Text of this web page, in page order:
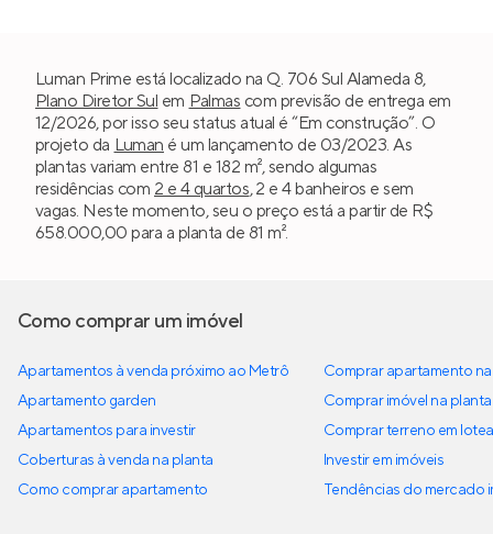
Luman Prime está localizado na Q. 706 Sul Alameda 8,
Plano Diretor Sul em Palmas com previsão de entrega em
12/2026, por isso seu status atual é “Em construção”. O
projeto da Luman é um lançamento de 03/2023. As
plantas variam entre 81 e 182 m², sendo algumas
residências com 2 e 4 quartos, 2 e 4 banheiros e sem
vagas. Neste momento, seu o preço está a partir de R$
658.000,00 para a planta de 81 m².
Como comprar um imóvel
Apartamentos à venda próximo ao Metrô
Apartamento garden
Apartamentos para investir
Coberturas à venda na planta
Como comprar apartamento
Comprar apartamento
Comprar imóvel na planta
Comprar terreno em
Investir em imóveis
Tendências do mercado